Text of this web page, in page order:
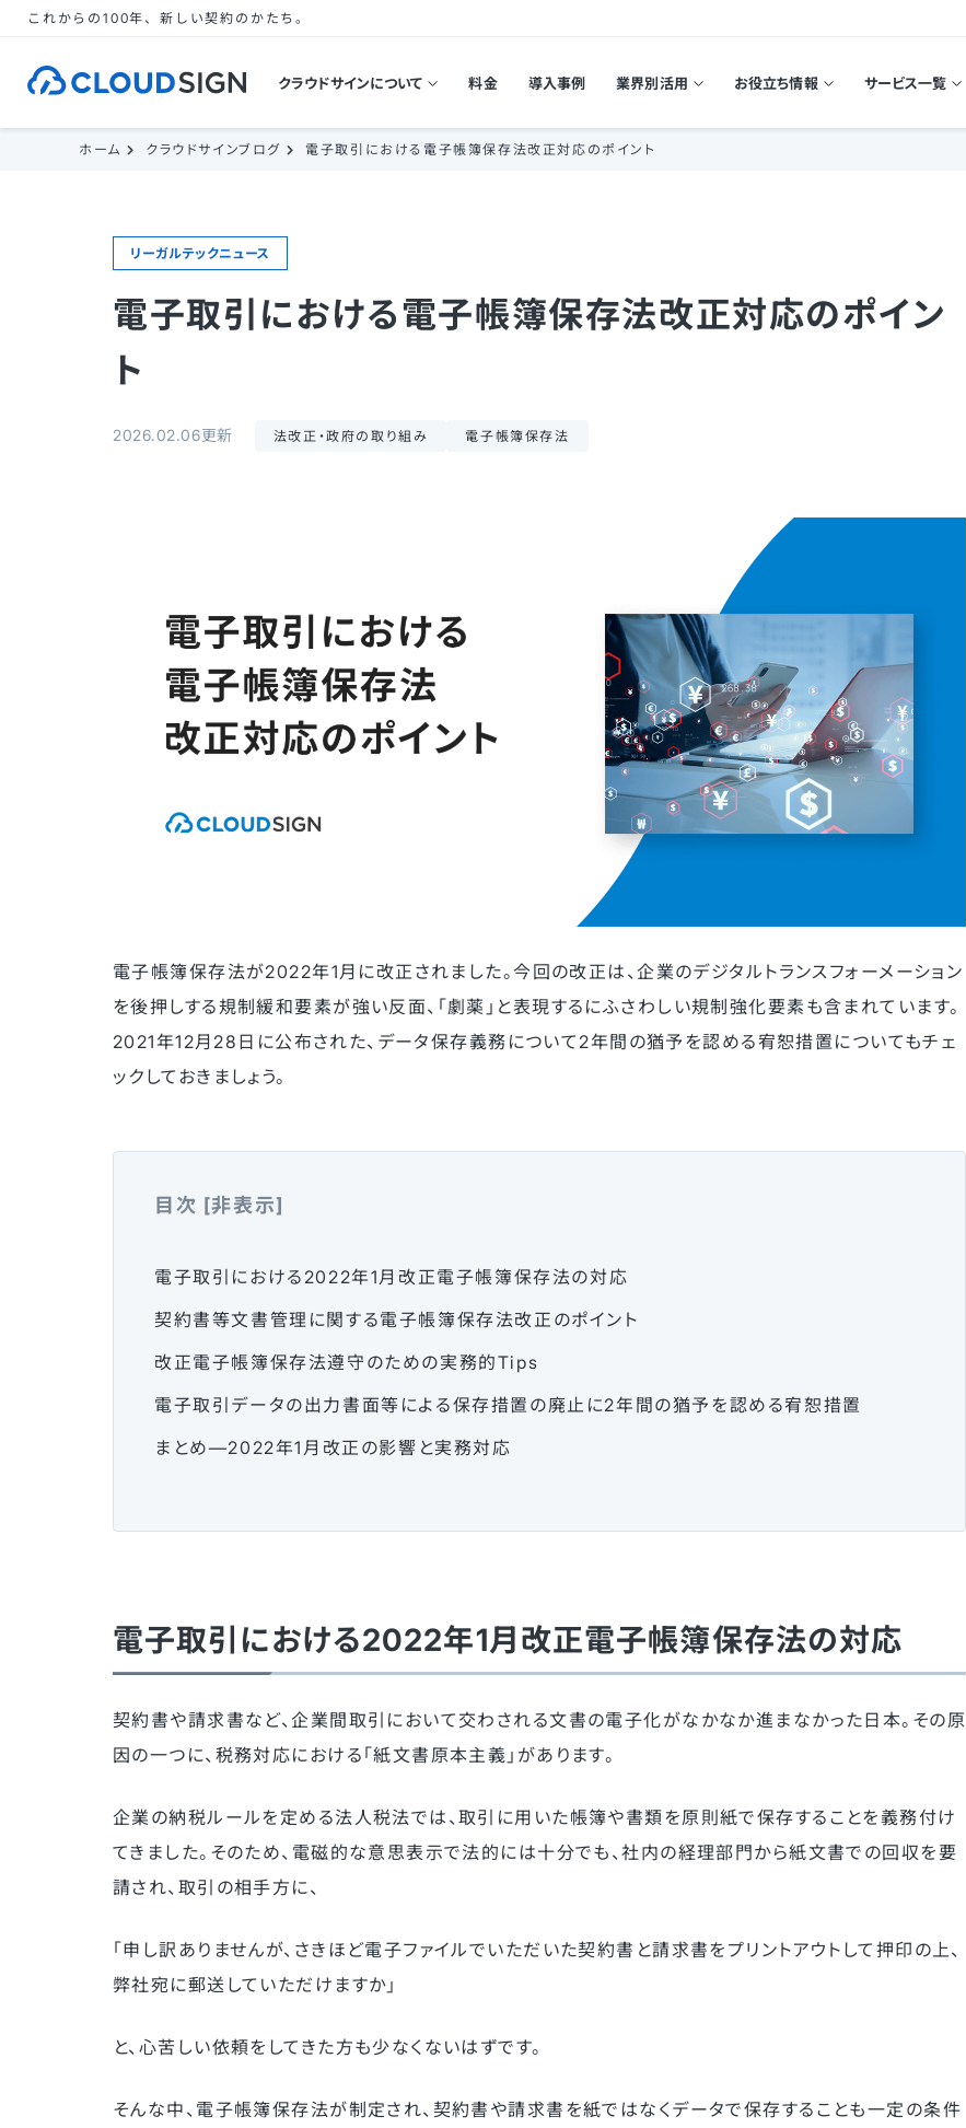
これからの100年、新しい契約のかたち。
クラウドサインについて 料金 導入事例 業界別活用 お役立ち情報 サービス一覧
ホーム クラウドサインブログ 電子取引における電子帳簿保存法改正対応のポイント
リーガルテックニュース
電子取引における電子帳簿保存法改正対応のポイン
ト
2026.02.06更新 法改正・政府の取り組み 電子帳簿保存法
電子帳簿保存法が2022年1月に改正されました。今回の改正は、企業のデジタルトランスフォーメーション
を後押しする規制緩和要素が強い反面、「劇薬」と表現するにふさわしい規制強化要素も含まれています。
2021年12月28日に公布された、データ保存義務について2年間の猶予を認める宥恕措置についてもチェ
ックしておきましょう。
目次 [非表示]
電子取引における2022年1月改正電子帳簿保存法の対応
契約書等文書管理に関する電子帳簿保存法改正のポイント
改正電子帳簿保存法遵守のための実務的Tips
電子取引データの出力書面等による保存措置の廃止に2年間の猶予を認める宥恕措置
まとめ—2022年1月改正の影響と実務対応
電子取引における2022年1月改正電子帳簿保存法の対応
契約書や請求書など、企業間取引において交わされる文書の電子化がなかなか進まなかった日本。その原
因の一つに、税務対応における「紙文書原本主義」があります。
企業の納税ルールを定める法人税法では、取引に用いた帳簿や書類を原則紙で保存することを義務付け
てきました。そのため、電磁的な意思表示で法的には十分でも、社内の経理部門から紙文書での回収を要
請され、取引の相手方に、
「申し訳ありませんが、さきほど電子ファイルでいただいた契約書と請求書をプリントアウトして押印の上、
弊社宛に郵送していただけますか」
と、心苦しい依頼をしてきた方も少なくないはずです。
そんな中、電子帳簿保存法が制定され、契約書や請求書を紙ではなくデータで保存することも一定の条件